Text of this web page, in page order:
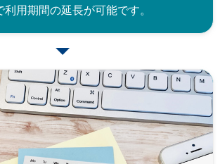
用期間の延長が可能です。